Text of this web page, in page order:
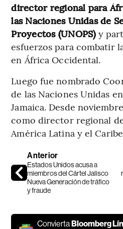
director regional para
las Naciones Unidas de
Proyectos (UNOPS) y
esfuerzos para combatir
en África Occidental.
Luego fue nombrado
de las Naciones Unidas
Jamaica. Desde
como director regional
América Latina y el
Anterior
Estados Unidos acusa a
miembros del Cártel Jalisco
Nueva Generación de tráfico
y fraude
ConviertaBloomberg